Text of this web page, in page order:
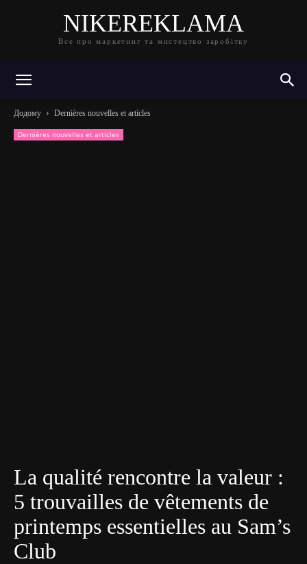
NIKEREKLAMA
Все про маркетинг та мистецтво заробітку
Додому Dernières nouvelles et articles
Dernières nouvelles et articles
La qualité rencontre la valeur :
5 trouvailles de vêtements de
printemps essentielles au Sam’s
Club